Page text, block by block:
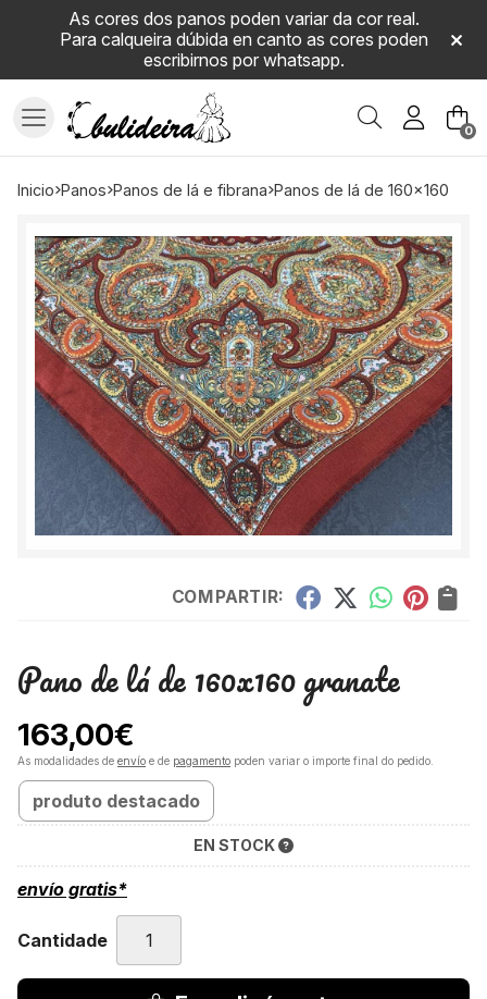
As cores dos panos poden variar da cor real.
Para calqueira dúbida en canto as cores poden
escribirnos por whatsapp.
Buscar 0
inicio panos panos de lá e fibrana panos de lá de 160x160
COMPARTIR:
Pano de lá de 160x160 granate
163,00€
As modalidades de envío e de pagamento poden variar o importe final do pedido.
produto destacado
EN STOCK
envío gratis*
Cantidade